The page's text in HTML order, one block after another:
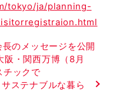
tokyo/ja/planning-
のメッセージを公開
・関西万博（8月
チックで
ステナブルな暮ら